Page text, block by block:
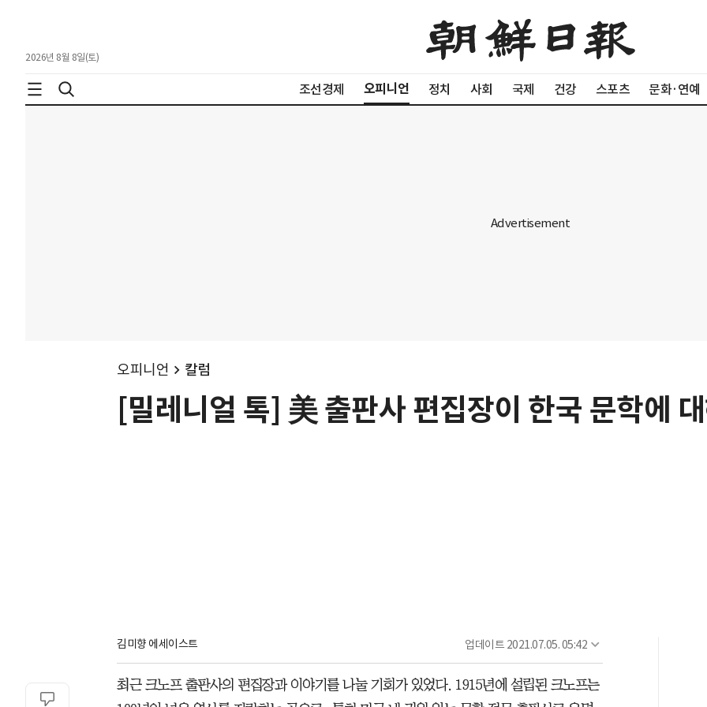
2026년 8월 8일(토)
조선경제 오피니언 정치 사회 국제 건강 스포츠 문화·연예
오피니언 칼럼
[밀레니얼 톡] 美 출판사 편집장이 한국 문학에
김미향 에세이스트 업데이트 2021.07.05. 05:42
최근 크노프 출판사의 편집장과 이야기를 나눌 기회가 있었다. 1915년에 설립된 크노프는